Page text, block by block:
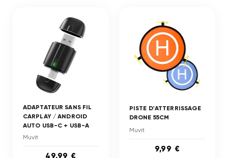
ADAPTATEUR SANS FIL
CARPLAY / ANDROID
AUTO USB-C + USB-A
Muvit
49,99 €
PISTE D'ATTERRISSAGE
DRONE 55CM
Muvit
9,99 €